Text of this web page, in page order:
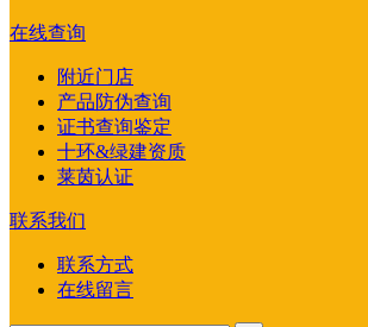
在线查询
附近门店
产品防伪查询
证书查询鉴定
十环&绿建资质
莱茵认证
联系我们
联系方式
在线留言